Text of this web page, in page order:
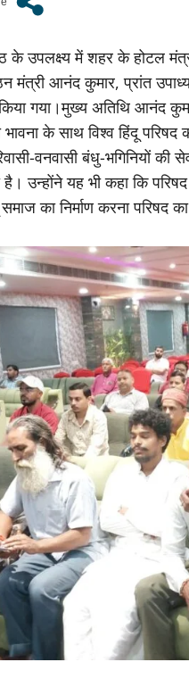
के उपलक्ष्य में शहर के होटल
मंत्री आनंद कुमार, प्रांत
गया।मुख्य अतिथि आनंद
भावना के साथ विश्व हिंदू
वनवासी बंधु-भगिनियों
है। उन्होंने यह भी कहा कि
का निर्माण करना परिषद